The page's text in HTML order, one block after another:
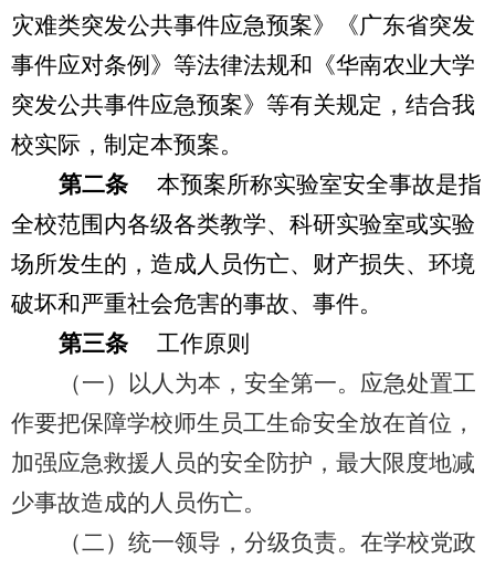
灾难类突发公共事件应急预案》《广东省突发
事件应对条例》等法律法规和《华南农业大学
突发公共事件应急预案》等有关规定，结合我
校实际，制定本预案。
第二条本预案所称实验室安全事故是指
全校范围内各级各类教学、科研实验室或实验
场所发生的，造成人员伤亡、财产损失、环境
破坏和严重社会危害的事故、事件。
第三条工作原则
（一）以人为本，安全第一。应急处置工
作要把保障学校师生员工生命安全放在首位，
加强应急救援人员的安全防护，最大限度地减
少事故造成的人员伤亡。
（二）统一领导，分级负责。在学校党政